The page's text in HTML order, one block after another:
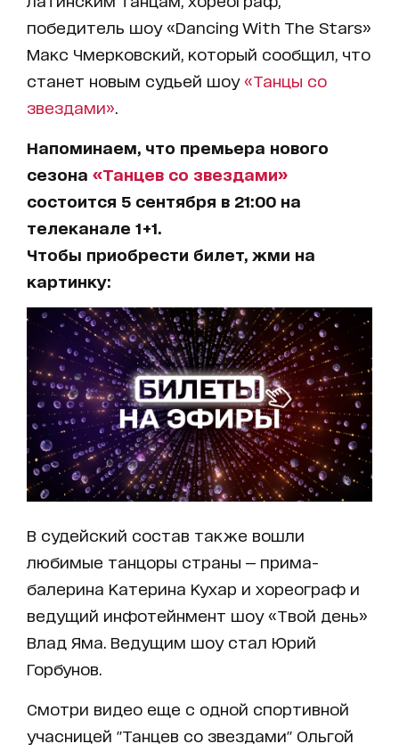
победитель шоу «Dancing With The Stars»
Макс Чмерковский, который сообщил, что
станет новым судьей шоу «Танцы со
звездами»
Напоминаем, что премьера нового
сезона «Танцев со звездами»
состоится 5 сентября в 21:00 на
телеканале 1+1.
Чтобы приобрести билет, жми на
картинку:
В судейский состав также вошли
любимые танцоры страны — прима-
балерина Катерина Кухар и хореограф и
ведущий инфотейнмент шоу «Твой день»
Влад Яма. Ведущим шоу стал Юрий
Горбунов.
Смотри видео еще с одной спортивной
учасницей "Танцев со звездами" Ольгой